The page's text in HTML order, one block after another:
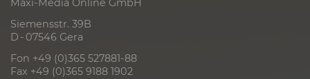
Maxi-Media Online GmbH
Siemensstr. 39B
D - 07546 Gera
Fon +49 (0)365 527881-88
Fax +49 (0)365 9188 1902